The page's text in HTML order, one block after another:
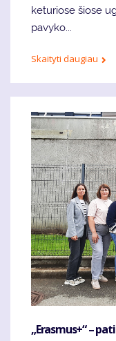
keturiose šiose
pavyko...
Skaityti daugiau
„Erasmus+“ –